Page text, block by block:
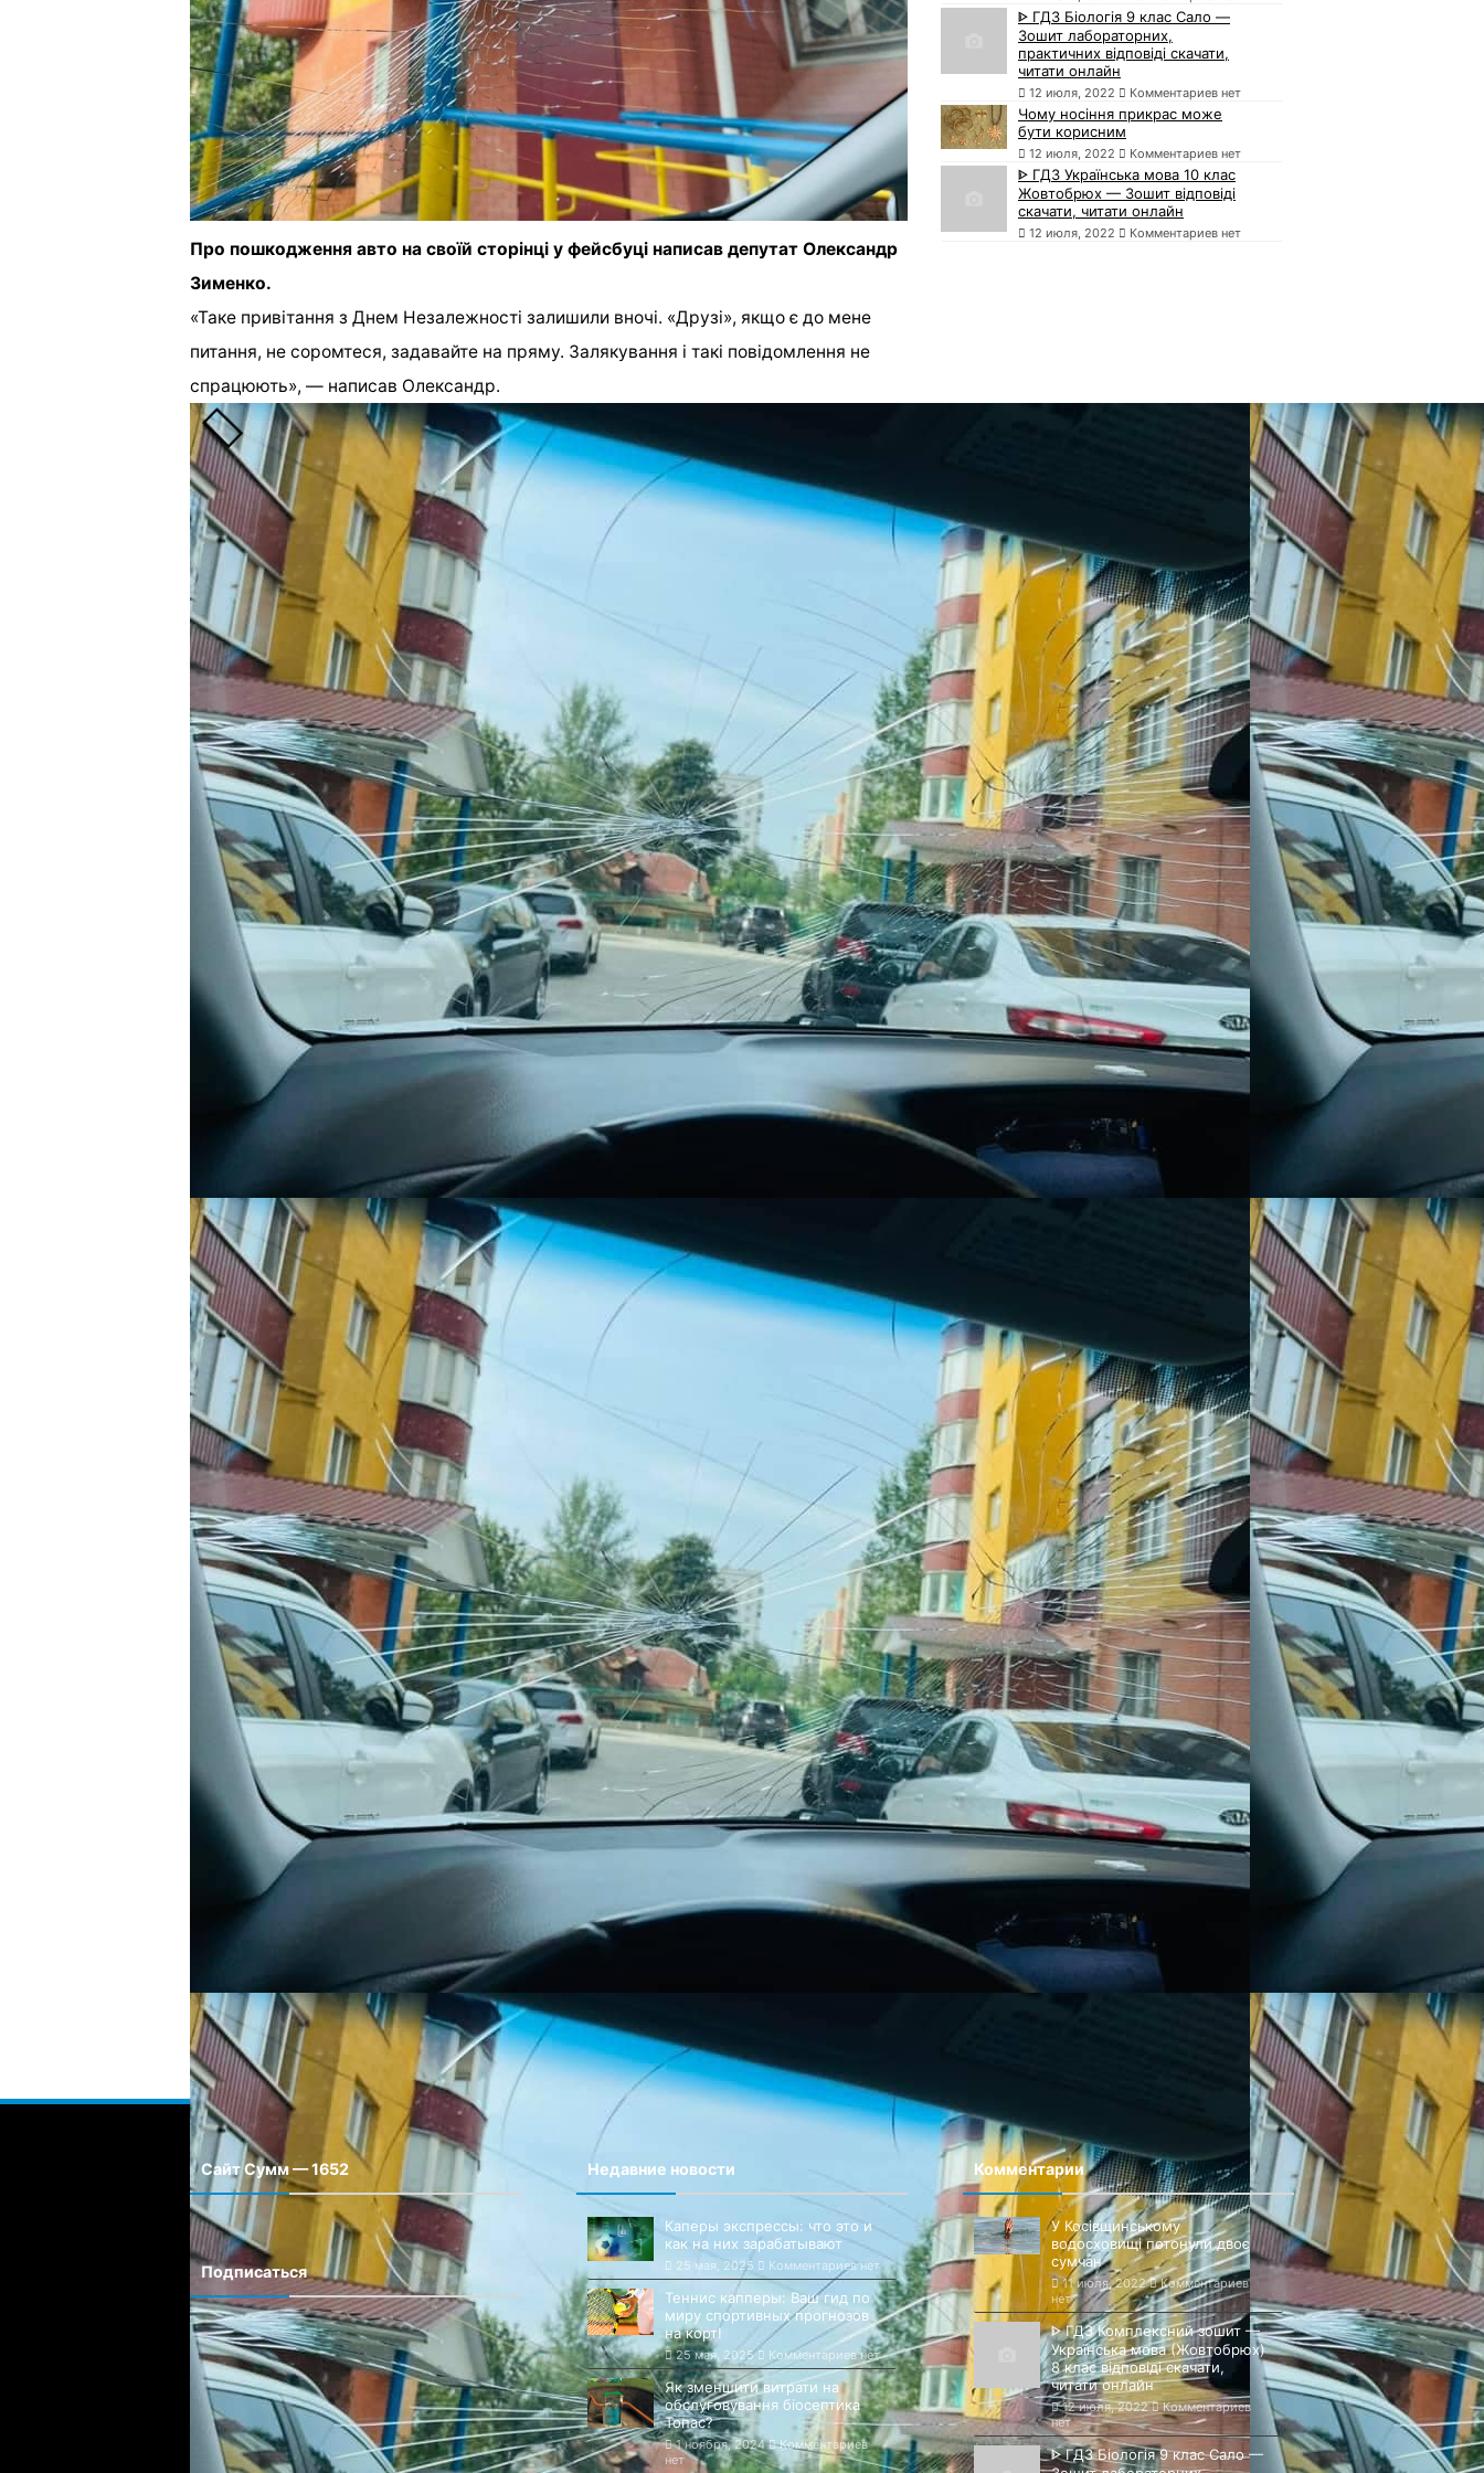
Про пошкодження авто на своїй сторінці у фейсбуці написав депутат Олександр
Зименко.
«Таке привітання з Днем Незалежності залишили вночі. «Друзі», якщо є до мене
питання, не соромтеся, задавайте на пряму. Залякування і такі повідомлення не
спрацюють», — написав Олександр.
[ad_2]
Источник:0542.ua
Ігор МОЛОТОК: Україна
отримала Великий
Державний Герб
Предыдущая запись
Следующая запись
Добавить комментарий
Ваш адрес email не будет опубликован. Обязательные поля помечены*
Комментарий*
Сохранить моё имя, email и адрес сайта в этом браузере для последующих моих комментариев.
ᐈ ГДЗ Біологія 9 клас Сало —
Зошит лабораторних,
практичних відповіді скачати,
читати онлайн
12 июля, 2022 Комментариев нет
Чому носіння прикрас може
бути корисним
12 июля, 2022 Комментариев нет
ᐈ ГДЗ Українська мова 10 клас
Жовтобрюх — Зошит відповіді
скачати, читати онлайн
12 июля, 2022 Комментариев нет
Сайт Сумм — 1652
Сайт города Сумм
Подписаться
Недавние новости
Каперы экспрессы: что это и
как на них зарабатывают
25 мая, 2025 Комментариев нет
Теннис капперы: Ваш гид по
миру спортивных прогнозов
на корт!
25 мая, 2025 Комментариев нет
Як зменшити витрати на
обслуговування біосептика
Топас?
1 ноября, 2024
Комментариев
нет
Комментарии
У Косівщинському
водосховищі потонули двоє
сумчан
11 июля, 2022
Комментариев
нет
ᐈ ГДЗ Комплексний зошит —
Українська мова (Жовтобрюх)
8 клас відповіді скачати,
читати онлайн
12 июля, 2022
Комментариев
нет
ᐈ ГДЗ Біологія 9 клас Сало —